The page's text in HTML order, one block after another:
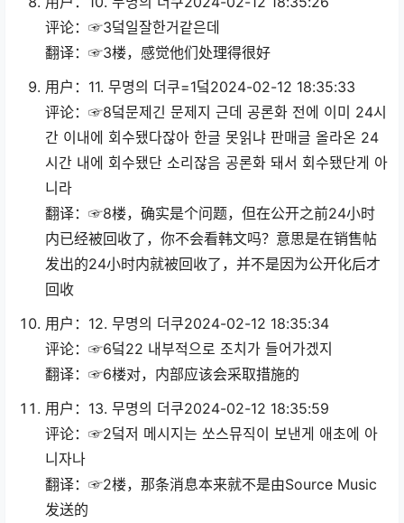
评论：☞3덬일잘한거같은데
翻译：☞3楼，感觉他们处理得很好
用户：11. 무명의 더쿠=1덬2024-02-12 18:35:33
评论：☞8덬문제긴 문제지 근데 공론화 전에 이미 24시
간 이내에 회수됐다잖아 한글 못읽냐 판매글 올라온 24
시간 내에 회수됐단 소리잖음 공론화 돼서 회수됐단게 아
니라
翻译：☞8楼，确实是个问题，但在公开之前24小时
内已经被回收了，你不会看韩文吗？意思是在销售帖
发出的24小时内就被回收了，并不是因为公开化后才
回收
用户：12. 무명의 더쿠2024-02-12 18:35:34
评论：☞6덬22 내부적으로 조치가 들어가겠지
翻译：☞6楼对，内部应该会采取措施的
用户：13. 무명의 더쿠2024-02-12 18:35:59
评论：☞2덬저 메시지는 쏘스뮤직이 보낸게 애초에 아
니자나
翻译：☞2楼，那条消息本来就不是由Source Music
发送的